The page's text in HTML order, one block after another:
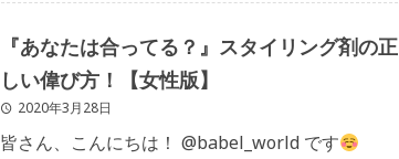
『あなたは合ってる？』スタイリング剤の正
しい偉び方！【女性版】
2020年3月28日
皆さん、こんにちは！ @babel_world です